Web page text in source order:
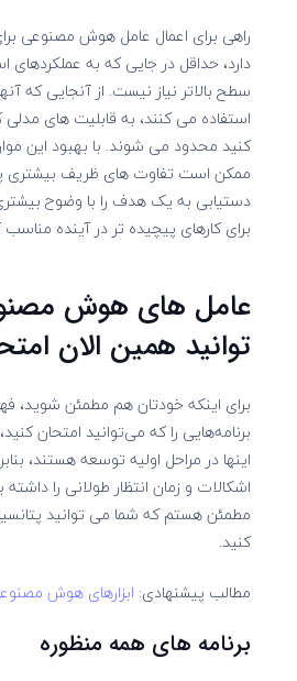
راهی برای اعمال عامل هوش مصنوعی
دارد، حداقل در جایی که به عملکردهای
استفاده می کنند، به قابلیت های
کنید محدود می شوند. با بهبود این
ممکن است تفاوت های ظریف بیشتری
دستیابی به یک هدف را با وضوح
برای کارهای پیچیده تر در آینده مناسب
عامل های هوش
توانید همین الان
برای اینکه خودتان هم مطمئن شوید،
برنامه‌هایی را که می‌توانید امتحان
اینها در مراحل اولیه توسعه هستند،
اشکالات و زمان انتظار طولانی را داشته
مطمئن هستم که شما می توانید
کنید.
مطالب پیشنهادی: ابزارهای هوش
برنامه های همه منظوره